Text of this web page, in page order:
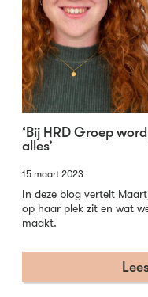
‘Bij HRD Groep
alles’
15 maart 2023
In deze blog vertelt
op haar plek zit en wat
maakt.